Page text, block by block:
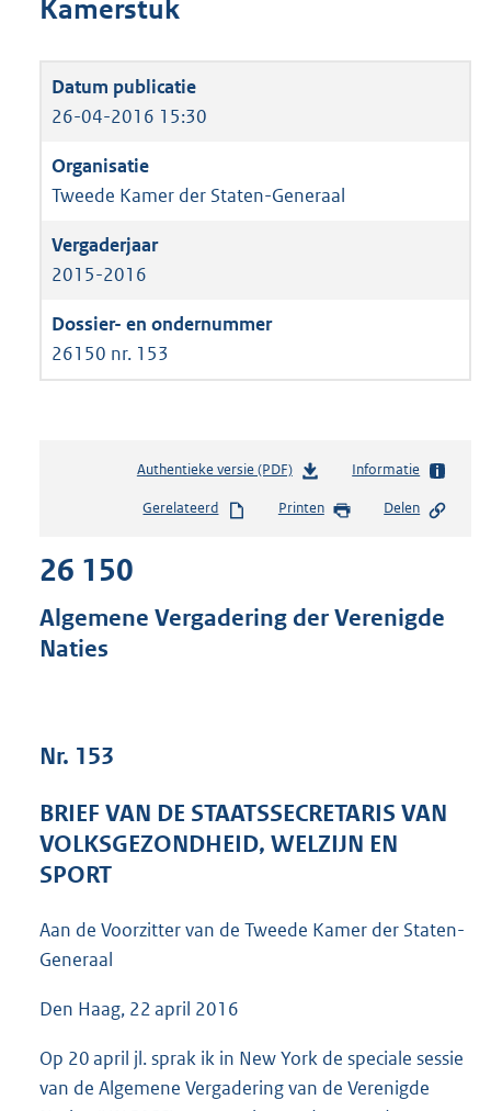
Kamerstuk
26-04-2016 15:30
Tweede Kamer der Staten-Generaal
2015-2016
26150 nr. 153
Authentieke versie (PDF)b
s
s
:
3
Informatie
Gerelateerd Printen Delen
26 150
Algemene Vergadering der Verenigde
Naties
Nr. 153
BRIEF VAN DE STAATSSECRETARIS VAN
VOLKSGEZONDHEID, WELZIJN EN
SPORT
Aan de Voorzitter van de Tweede Kamer der Staten-
Generaal
Den Haag, 22 april 2016
Op 20 april jl. sprak ik in New York de speciale sessie
van de Algemene Vergadering van de Verenigde